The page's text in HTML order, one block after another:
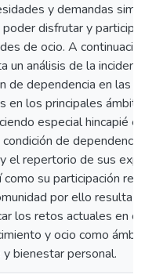
y demandas
disfrutar y
de ocio. A
un análisis de la
de dependencia en las
en los principales
especial hincapié
condición de
el repertorio de sus
como su participación
por ello resulta
los retos actuales en
y ocio como
bienestar personal.